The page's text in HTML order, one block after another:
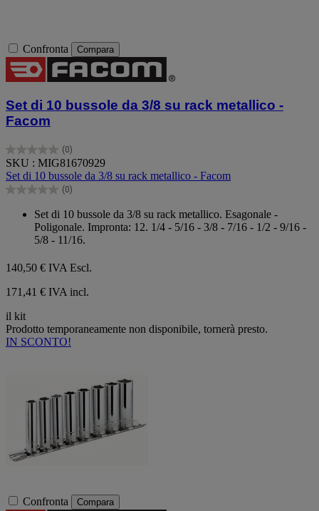
Confronta Compara
Set di 10 bussole da 3/8 su rack metallico -
Facom
(0)
0.0
su
5
stelle.
SKU : MIG81670929
Set di 10 bussole da 3/8 su rack metallico - Facom
(0)
0.0
Set di 10 bussole da 3/8 su rack metallico. Esagonale -
Poligonale. Impronta: 12. 1/4 - 5/16 - 3/8 - 7/16 - 1/2 - 9/16 -
5/8 - 11/16.
140,50 € IVA Escl.
171,41 € IVA incl.
il kit
Prodotto temporaneamente non disponibile, tornerà presto.
IN SCONTO!
Confronta Compara